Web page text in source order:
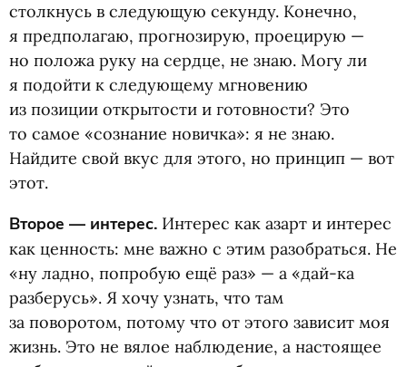
столкнусь в следующую секунду. Конечно,
я предполагаю, прогнозирую, проецирую —
но положа руку на сердце, не знаю. Могу ли
я подойти к следующему мгновению
из позиции открытости и готовности? Это
то самое «сознание новичка»: я не знаю.
Найдите свой вкус для этого, но принцип — вот
этот.
Второе — интерес. Интерес как азарт и интерес
как ценность: мне важно с этим разобраться. Не
«ну ладно, попробую ещё раз» — а «дай-ка
разберусь». Я хочу узнать, что там
за поворотом, потому что от этого зависит моя
жизнь. Это не вялое наблюдение, а настоящее